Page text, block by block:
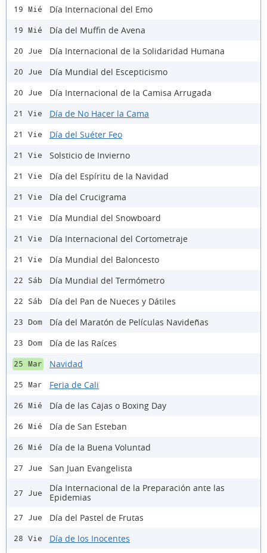
19 Mié Día Internacional del Emo
19 Mié Día del Muffin de Avena
20 Jue Día Internacional de la Solidaridad Humana
20 Jue Día Mundial del Escepticismo
20 Jue Día Internacional de la Camisa Arrugada
21 Vie Día de No Hacer la Cama
21 Vie Día del Suéter Feo
21 Vie Solsticio de Invierno
21 Vie Día del Espíritu de la Navidad
21 Vie Día del Crucigrama
21 Vie Día Mundial del Snowboard
21 Vie Día Internacional del Cortometraje
21 Vie Día Mundial del Baloncesto
22 Sáb Día Mundial del Termómetro
22 Sáb Día del Pan de Nueces y Dátiles
23 Dom Día del Maratón de Películas Navideñas
23 Dom Día de las Raíces
25 Mar Navidad
25 Mar Feria de Cali
26 Mié Día de las Cajas o Boxing Day
26 Mié Día de San Esteban
26 Mié Día de la Buena Voluntad
27 Jue San Juan Evangelista
27 Jue
Día Internacional de la Preparación ante las
Epidemias
27 Jue Día del Pastel de Frutas
28 Vie Día de los Inocentes